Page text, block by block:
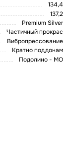
134,4
137,2
Premium Silver
Частичный прокрас
Вибропрессование
Кратно поддонам
Подолино - МО